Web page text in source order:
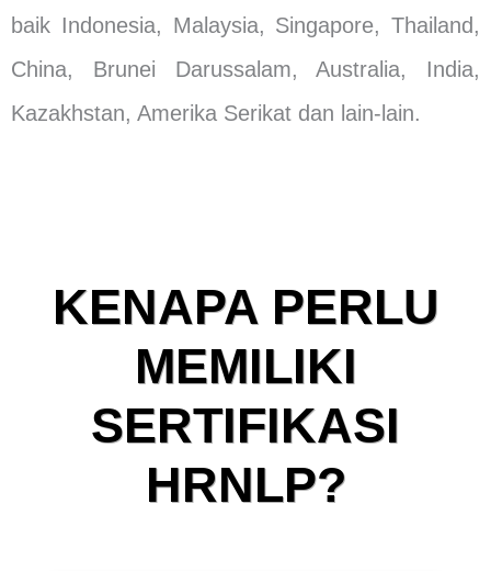
baik Indonesia, Malaysia, Singapore, Thailand,
China, Brunei Darussalam, Australia, India,
Kazakhstan, Amerika Serikat dan lain-lain.
KENAPA PERLU
MEMILIKI
SERTIFIKASI
HRNLP?